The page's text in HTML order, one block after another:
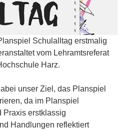
Schulalltag erstmalig
vom Lehramtsreferat
Harz.
unser Ziel, das Planspiel
da im Planspiel
Praxis erstklassig
Handlungen reflektiert